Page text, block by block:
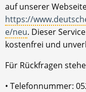
auf unserer
https://
e/neu. Dieser
kostenfrei und
Für Rückfragen
• Telefonnummer: